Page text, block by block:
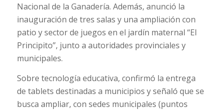
Nacional de la Ganadería. Además, anunció la
inauguración de tres salas y una ampliación con
patio y sector de juegos en el jardín maternal “El
Principito”, junto a autoridades provinciales y
municipales.
Sobre tecnología educativa, confirmó la entrega
de tablets destinadas a municipios y señaló que se
busca ampliar, con sedes municipales (puntos